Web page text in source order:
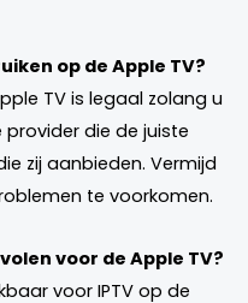
op de Apple TV?
TV is legaal zolang u
die de juiste
zij aanbieden. Vermijd
te voorkomen.
voor de Apple TV?
voor IPTV op de